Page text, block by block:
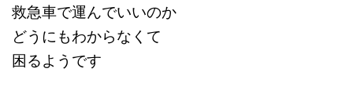
救急車で運んでいいのか
どうにもわからなくて
困るようです